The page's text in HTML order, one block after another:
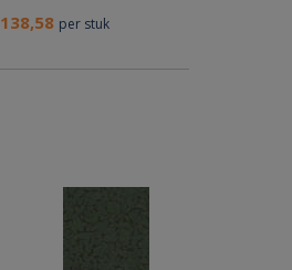
138,58 per stuk